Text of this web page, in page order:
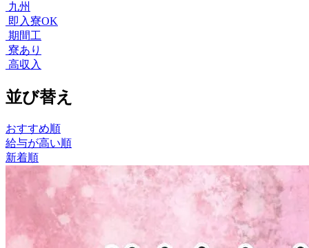
九州
即入寮OK
期間工
寮あり
高収入
並び替え
おすすめ順
給与が高い順
新着順